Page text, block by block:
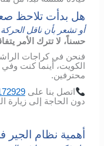
هل بدأت تلاحظ
أو تشعر بأن ناقل
حسناً، لا تترك الأمر
فنحن في كراجات
الكويت، أينما كنت
محترفين.
اتصل بنا على
دون
الحاجة إلى زيارة
أهمية نظام الجير